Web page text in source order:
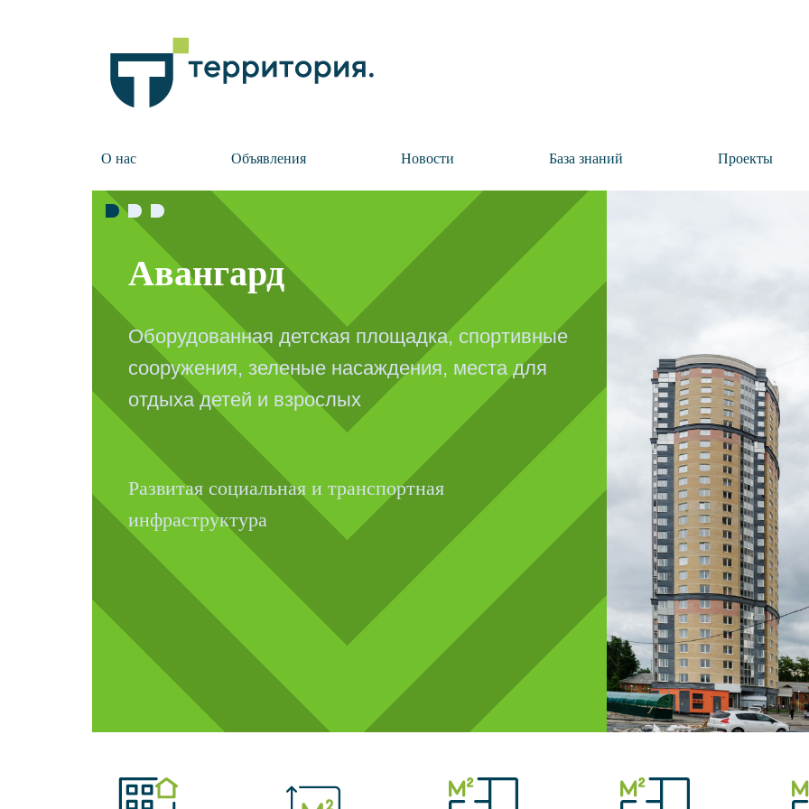
О нас Объявления Новости База знаний Проекты
Авангард
Оборудованная детская площадка, спортивные
сооружения, зеленые насаждения, места для
отдыха детей и взрослых
Развитая социальная и транспортная
инфраструктура